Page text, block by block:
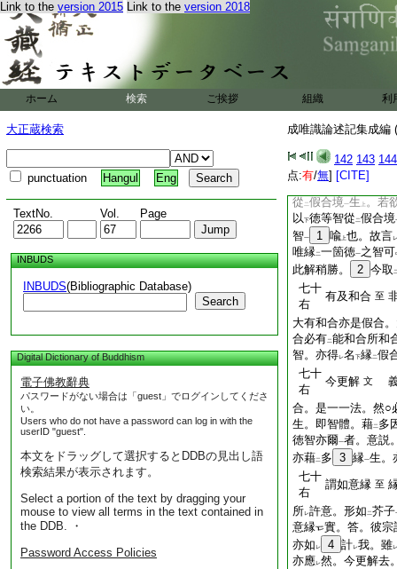
Link to the version 2015 Link to the version 2018
ホーム 検索 ご挨拶 組織 利
大正蔵検索
punctuation Hangul Eng
TextNo. Vol. Page
INBUDS
INBUDS(Bibliographic Database)
Search
Digital Dictionary of Buddhism
電子佛教辭典
パスワードがない場合は「guest」でログインしてくださ
い。
Users who do not have a password can log in with the
userID "guest".
本文をドラッグして選択するとDDBの見出し語
検索結果が表示されます。
Select a portion of the text by dragging your
mouse to view all terms in the text contained in
the DDB. ・
Password Access Policies
成唯識論述記集成編
142 143 144
点:有/無] [CITE]
時。亦縁 同異性
量云。縁
實之
二假合境
二解 。一云。如
レ 有 下一箇智。獨縁 二
亦縁 多法 故。故
爲乙 同喩 甲。必合縁
若約二實等假合能生
大有和合
從 二假合境一生 上 。若
以下徳等智從 二假合境
智一 1 喩 上也。故言レ
唯縁二一箇徳一之智可
此解稍勝。 2 今取
七十
右
有及和合 至
大有和合亦是假合
合必有二能和合所和
智。亦得レ名 下縁二假
七十
右
今更解 文
合。是一一法。然○
生。即智體。藉二 多
徳智亦爾一者。意説
亦藉二 多 3 縁一生。
七十
右
謂如意縁 至
所レ許意。形如 二芥子
意縁
實。答。彼宗
亦如 レ 4 計レ我。雖レ
亦應レ然。今更解去